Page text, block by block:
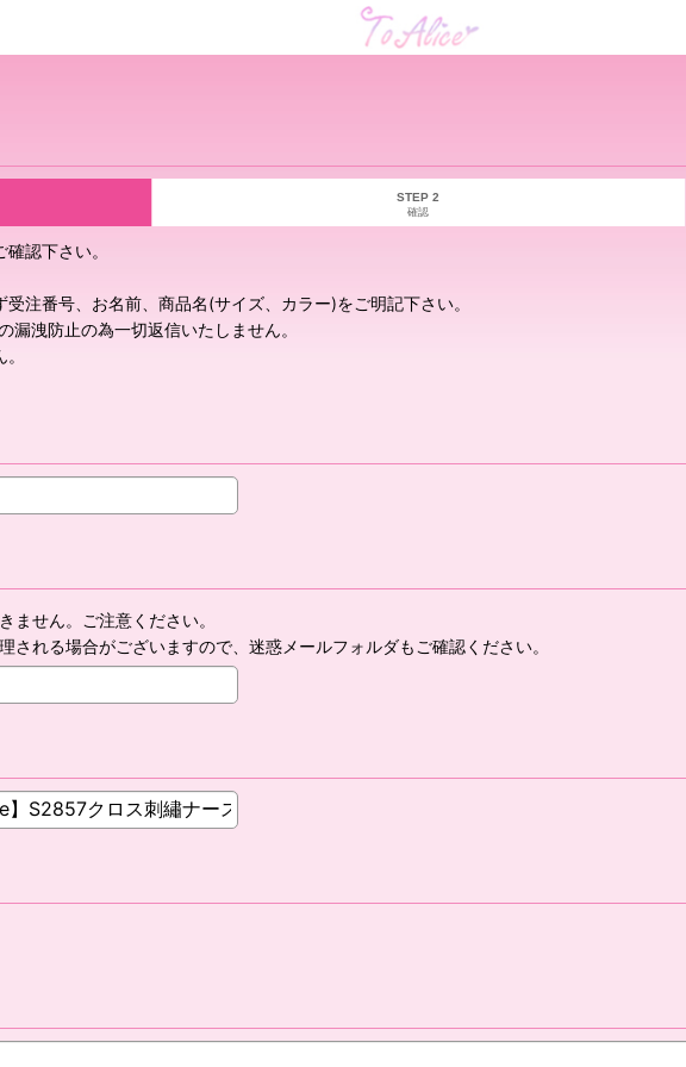
STEP 2
確認
認下さい。
注番号、お名前、商品名(サイズ、カラー)をご明記下さい。
洩防止の為一切返信いたしません。
ません。ご注意ください。
される場合がございますので、迷惑メールフォルダもご確認ください。